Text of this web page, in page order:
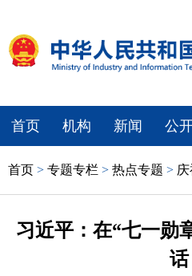
首页 机构 新闻 公
首页 > 专题专栏 > 热点专题 >
习近平：在“七一勋
话